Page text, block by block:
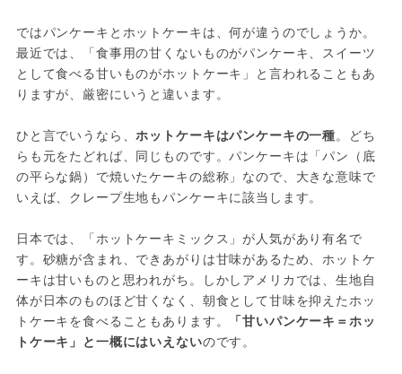
ではパンケーキとホットケーキは、何が違うのでしょうか。
最近では、「食事用の甘くないものがパンケーキ、スイーツ
として食べる甘いものがホットケーキ」と言われることもあ
りますが、厳密にいうと違います。
ひと言でいうなら、ホットケーキはパンケーキの一種。どち
らも元をたどれば、同じものです。パンケーキは「パン（底
の平らな鍋）で焼いたケーキの総称」なので、大きな意味で
いえば、クレープ生地もパンケーキに該当します。
日本では、「ホットケーキミックス」が人気があり有名で
す。砂糖が含まれ、できあがりは甘味があるため、ホットケ
ーキは甘いものと思われがち。しかしアメリカでは、生地自
体が日本のものほど甘くなく、朝食として甘味を抑えたホッ
トケーキを食べることもあります。
「甘いパンケーキ＝ホッ
トケーキ」と一概にはいえないのです。